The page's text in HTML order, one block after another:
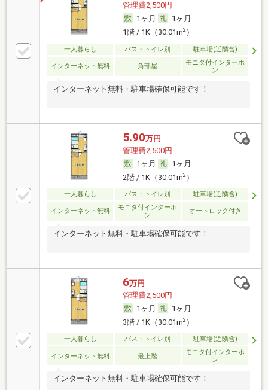
管理費2,500円
1ヶ月
1ヶ月
1階 / 1K（30.01m2）
一人暮らし バス・トイレ別 駐車場(近隣含)
インターネット無料 角部屋
モニタ付インターホ
ン
インターネット無料・駐車場確保可能です！
5.90万円
管理費2,500円
1ヶ月
1ヶ月
2階 / 1K（30.01m2）
一人暮らし バス・トイレ別 駐車場(近隣含)
インターネット無料
モニタ付インターホ
ン
オートロック付き
インターネット無料・駐車場確保可能です！
6万円
管理費2,500円
1ヶ月
1ヶ月
3階 / 1K（30.01m2）
一人暮らし バス・トイレ別 駐車場(近隣含)
インターネット無料 最上階
モニタ付インターホ
ン
インターネット無料・駐車場確保可能です！